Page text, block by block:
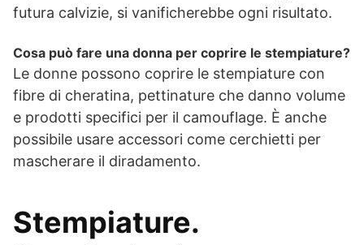
futura calvizie, si vanificherebbe ogni risultato.
Cosa può fare una donna per coprire le stempiature?
Le donne possono coprire le stempiature con
fibre di cheratina, pettinature che danno volume
e prodotti specifici per il camouflage. È anche
possibile usare accessori come cerchietti per
mascherare il diradamento.
Stempiature.